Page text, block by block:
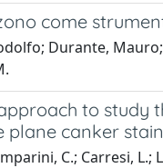
come
Durante,
to study
plane canker stain
C.; Carresi,